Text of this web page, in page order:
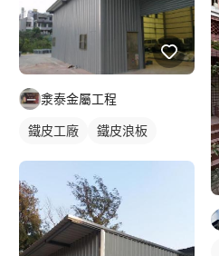
淾泰金屬工程
鐵皮工廠 鐵皮浪板